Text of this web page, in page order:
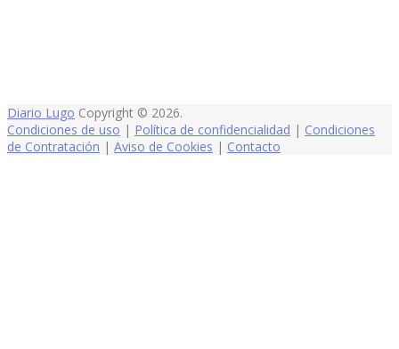
Diario Lugo Copyright © 2026.
Condiciones de uso | Política de confidencialidad | Condiciones
de Contratación | Aviso de Cookies | Contacto